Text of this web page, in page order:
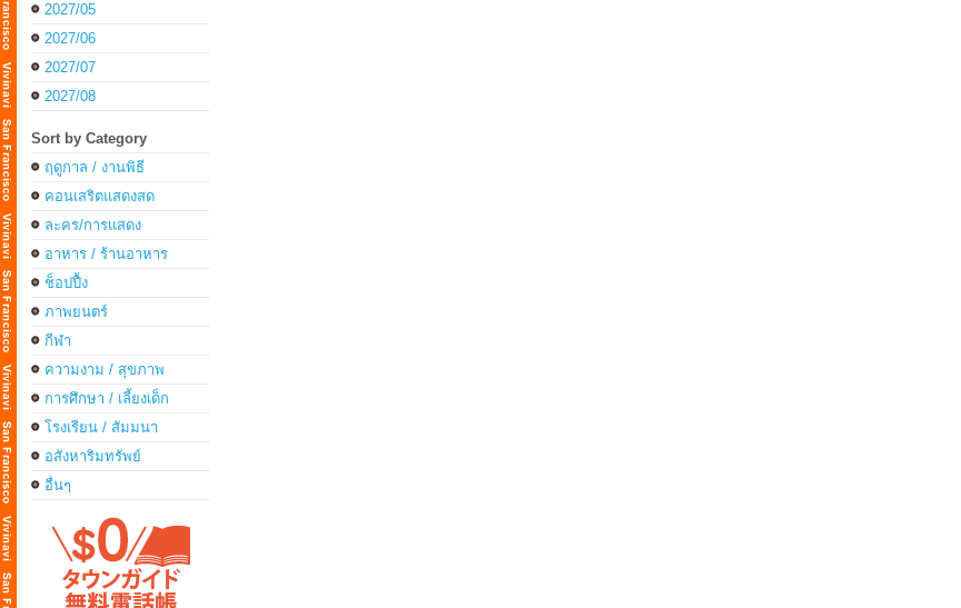
2027/05
2027/06
2027/07
2027/08
Sort by Category
ฤดูกาล / งานพิธี
คอนเสริตแสดงสด
ละคร/การแสดง
อาหาร / ร้านอาหาร
ช็อปปื้ง
ภาพยนตร์
กีฬา
ความงาม / สุขภาพ
การศึกษา / เลี้ยงเด็ก
โรงเรียน / สัมมนา
อสังหาริมทรัพย์
อื่นๆ